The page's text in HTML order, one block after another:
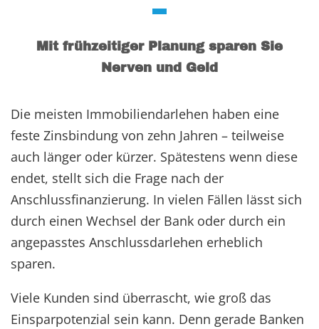
Mit frühzeitiger Planung sparen Sie
Nerven und Geld
Die meisten Immobiliendarlehen haben eine
feste Zinsbindung von zehn Jahren – teilweise
auch länger oder kürzer. Spätestens wenn diese
endet, stellt sich die Frage nach der
Anschlussfinanzierung. In vielen Fällen lässt sich
durch einen Wechsel der Bank oder durch ein
angepasstes Anschlussdarlehen erheblich
sparen.
Viele Kunden sind überrascht, wie groß das
Einsparpotenzial sein kann. Denn gerade Banken